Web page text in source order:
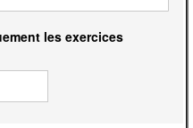
les exercices